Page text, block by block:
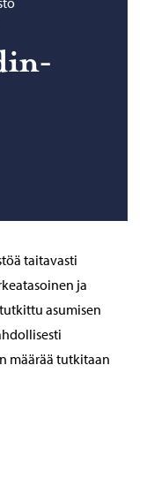
taitavasti
ja
asumisen
määrää tutkitaan